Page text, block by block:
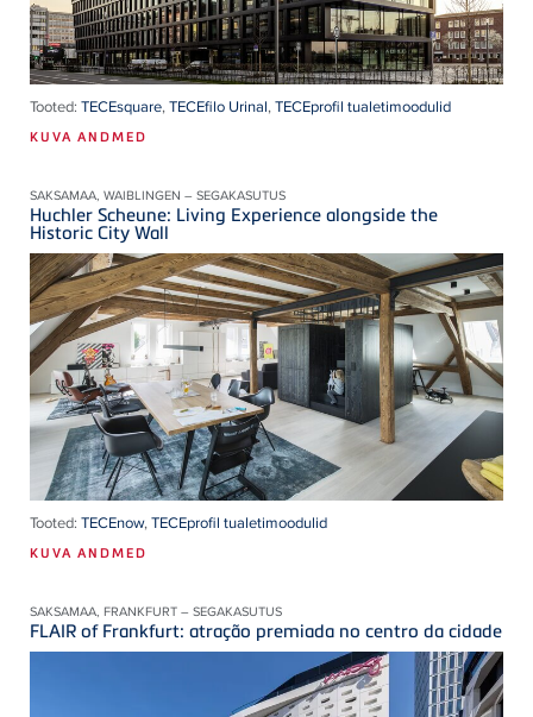
Tooted: TECEsquare,TECEfilo Urinal,TECEprofil tualetimoodulid
KUVA ANDMED
SAKSAMAA, WAIBLINGEN – SEGAKASUTUS
Huchler Scheune: Living Experience alongside the
Historic City Wall
Tooted: TECEnow,TECEprofil tualetimoodulid
KUVA ANDMED
SAKSAMAA, FRANKFURT – SEGAKASUTUS
FLAIR of Frankfurt: atração premiada no centro da cidade